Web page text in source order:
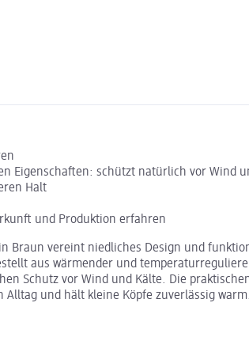
Eigenschaften: schützt natürlich vor Wind
Halt
und Produktion erfahren
Braun vereint niedliches Design und
aus wärmender und
Schutz vor Wind und Kälte. Die
Alltag und hält kleine Köpfe zuverlässig warm.